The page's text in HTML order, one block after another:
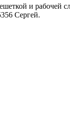
и рабочей
Сергей.